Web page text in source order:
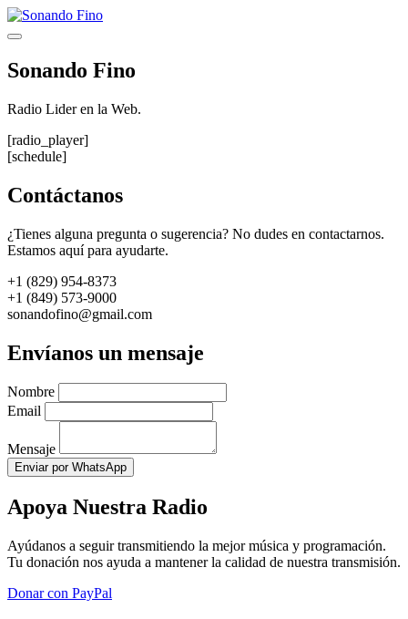
Saltar
al
Menú
Sonando Fino
Radio Lider en la Web.
[radio_player]
[schedule]
Contáctanos
¿Tienes alguna pregunta o sugerencia? No dudes en contactarnos.
Estamos aquí para ayudarte.
+1 (829) 954-8373
+1 (849) 573-9000
sonandofino@gmail.com
Envíanos un mensaje
Nombre
Email
Mensaje
Enviar por WhatsApp
Apoya Nuestra Radio
Ayúdanos a seguir transmitiendo la mejor música y programación.
Tu donación nos ayuda a mantener la calidad de nuestra transmisión.
Donar con PayPal